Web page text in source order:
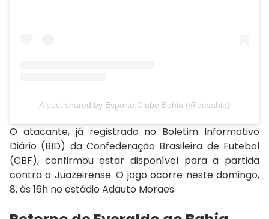
A post shared by Esporte Clube Bahia (@ecbahia)
O atacante, já registrado no Boletim Informativo
Diário (BID) da Confederação Brasileira de Futebol
(CBF), confirmou estar disponível para a partida
contra o Juazeirense. O jogo ocorre neste domingo,
8, às 16h no estádio Adauto Moraes.